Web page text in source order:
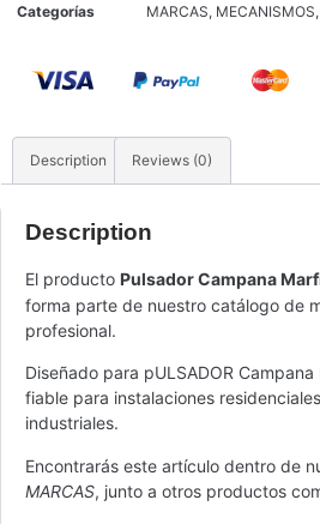
Categorías
MARCAS, MECANISMOS,
Description Reviews (0)
Description
El producto Pulsador Campana
forma parte de nuestro catálogo de
profesional.
Diseñado para pULSADOR
fiable para instalaciones
industriales.
Encontrarás este artículo dentro de
MARCAS, junto a otros productos